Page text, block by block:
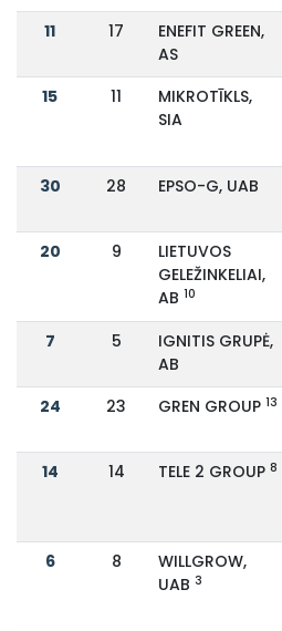
11 17
ENEFIT GREEN,
AS
15 11
MIKROTĪKLS,
SIA
30 28 EPSO-G, UAB
20 9
LIETUVOS
GELEŽINKELIAI,
AB 10
7 5
IGNITIS GRUPĖ,
AB
24 23 GREN GROUP 13
14 14 TELE 2 GROUP 8
6 8
WILLGROW,
UAB 3